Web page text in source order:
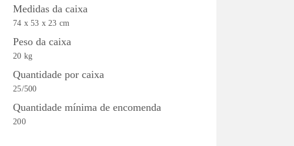
Medidas da caixa
74 x 53 x 23 cm
Peso da caixa
20 kg
Quantidade por caixa
25/500
Quantidade mínima de encomenda
200